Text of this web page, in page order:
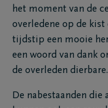
het moment van de
overledene op de kist
tijdstip een mooie
een woord van dank
de overleden dierbare.
De nabestaanden